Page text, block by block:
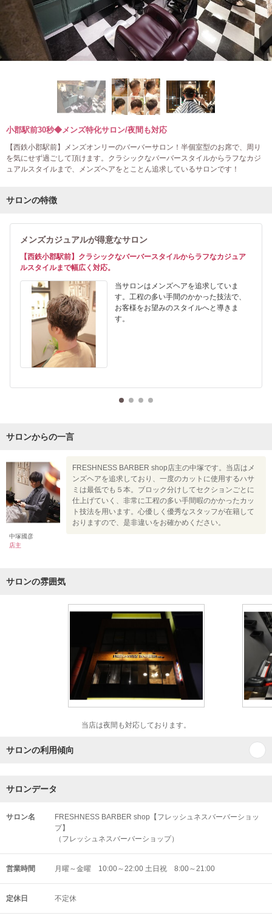
小郡駅前30秒◆メンズ特化サロン/夜間も対応
【西鉄小郡駅前】メンズオンリーのバーバーサロン！半個室型のお席で、周り
を気にせず過ごして頂けます。クラシックなバーバースタイルからラフなカジ
ュアルスタイルまで、メンズヘアをとことん追求しているサロンです！
サロンの特徴
メンズカジュアルが得意なサロン
【西鉄小郡駅前】クラシックなバーバースタイルからラフなカジュア
ルスタイルまで幅広く対応。
当サロンはメンズヘアを追求していま
す。工程の多い手間のかかった技法で、
お客様をお望みのスタイルへと導きま
す。
サロンからの一言
中塚國彦
店主
FRESHNESS BARBER shop店主の中塚です。当店はメ
ンズヘアを追求しており、一度のカットに使用するハサ
ミは最低でも５本。ブロック分けしてセクションごとに
仕上げていく、非常に工程の多い手間暇のかかったカッ
ト技法を用います。心優しく優秀なスタッフが在籍して
おりますので、是非違いをお確かめください。
サロンの雰囲気
当店は夜間も対応しております。
サロンの利用傾向
サロンデータ
サロン名
FRESHNESS BARBER shop【フレッシュネスバーバーショッ
プ】
（フレッシュネスバーバーショップ）
営業時間 月曜～金曜 10:00～22:00 土日祝 8:00～21:00
定休日 不定休